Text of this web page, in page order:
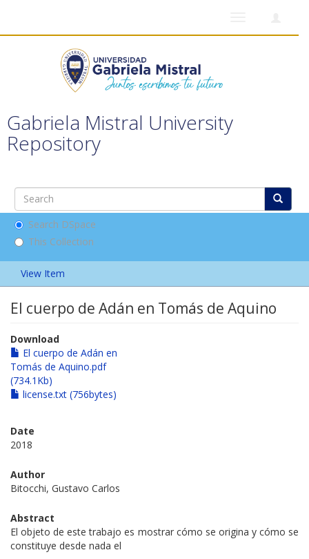
Gabriela Mistral University
Repository
Search DSpace
This Collection
View Item
El cuerpo de Adán en Tomás de Aquino
Download
El cuerpo de Adán en
Tomás de Aquino.pdf
(734.1Kb)
license.txt (756bytes)
Date
2018
Author
Bitocchi, Gustavo Carlos
Abstract
El objeto de este trabajo es mostrar cómo se origina y cómo se
constituye desde nada el